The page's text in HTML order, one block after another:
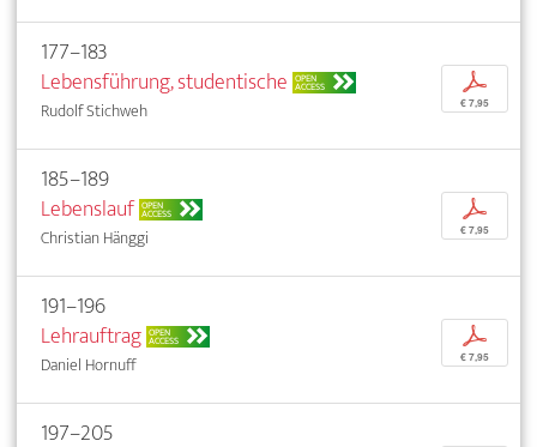
177–183
Lebensführung, studentische OPEN
ACCESS
Rudolf Stichweh
p
€ 7,95
185–189
Lebenslauf OPEN
ACCESS
Christian Hänggi
p
€ 7,95
191–196
Lehrauftrag OPEN
ACCESS
Daniel Hornuff
p
€ 7,95
197–205